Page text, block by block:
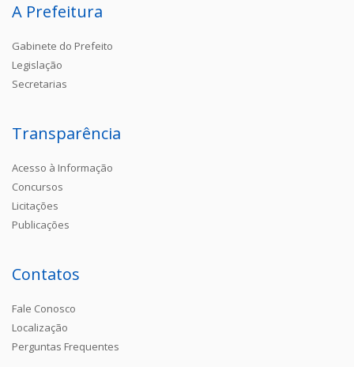
A Prefeitura
Gabinete do Prefeito
Legislação
Secretarias
Transparência
Acesso à Informação
Concursos
Licitações
Publicações
Contatos
Fale Conosco
Localização
Perguntas Frequentes